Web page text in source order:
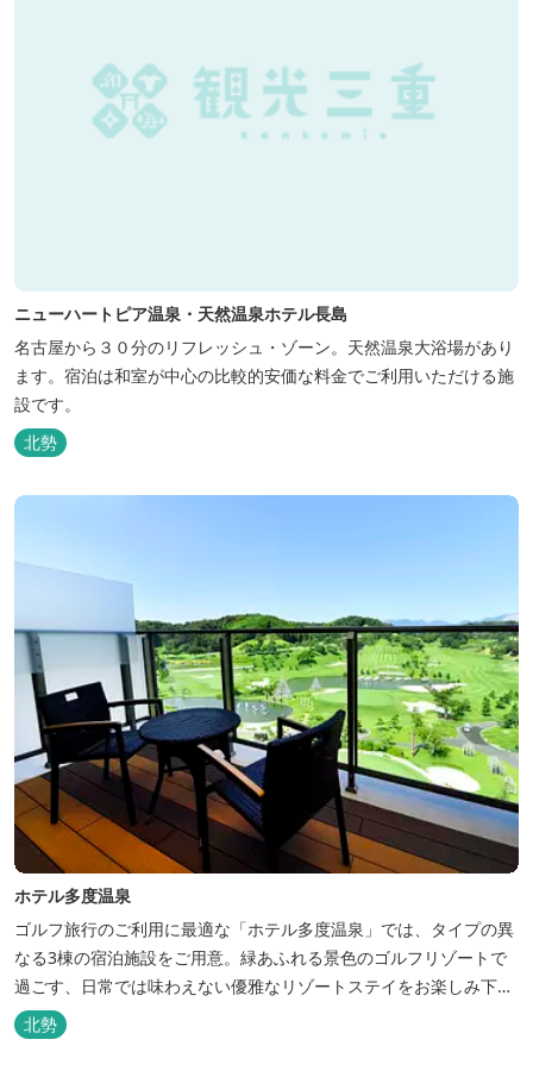
ニューハートピア温泉・天然温泉ホテル長島
名古屋から３０分のリフレッシュ・ゾーン。天然温泉大浴場があり
ます。宿泊は和室が中心の比較的安価な料金でご利用いただける施
設です。
北勢
ホテル多度温泉
ゴルフ旅行のご利用に最適な「ホテル多度温泉」では、タイプの異
なる3棟の宿泊施設をご用意。緑あふれる景色のゴルフリゾートで
過ごす、日常では味わえない優雅なリゾートステイをお楽しみ下さ
い。
北勢